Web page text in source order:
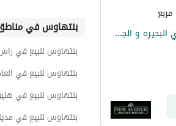
بنتهاوس استلام فوري مفروش فيو مباشر علي البحيره و الجولف استلام فوري في عين باي العين السخنة Ain bay Ein elsokhna من تطوير نيو جيزة
بنتهاوس للبيع في
بنتهاوس للبيع في
بنتهاوس للبيع في
بنتهاوس في
بنتهاوس للبيع في
بنتهاوس للبيع في
بنتهاوس للبيع في
بنتهاوس للبيع في